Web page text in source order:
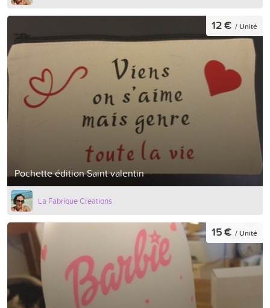
Pochette édition Saint valentin
12 € / Unité
La Fabrique Creations
15 € / Unité